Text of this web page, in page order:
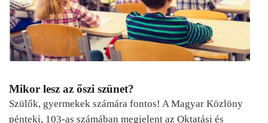
Mikor lesz az őszi szünet?
Szülők, gyermekek számára fontos! A Magyar Közlöny
pénteki, 103-as számában megjelent az Oktatási és